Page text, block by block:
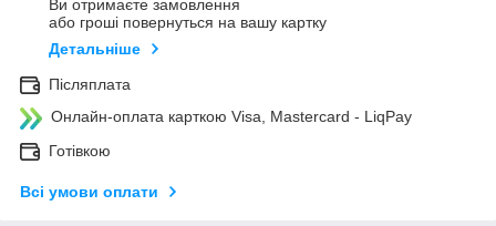
Ви отримаєте замовлення
або гроші повернуться на вашу картку
Детальніше
Післяплата
Онлайн-оплата карткою Visa, Mastercard - LiqPay
Готівкою
Всі умови оплати